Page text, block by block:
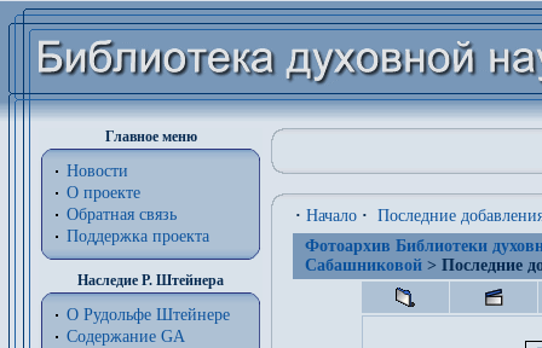
Главное меню
Новости
О проекте
Обратная связь
Поддержка проекта
Наследие Р. Штейнера
О Рудольфе Штейнере
Содержание GA
· Начало · Последние
Фотоархив Библиотеки
Сабашниковой > Последние